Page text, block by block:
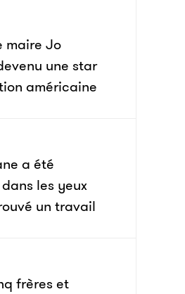
maire Jo
une star
américaine
a été
les yeux
un travail
frères et